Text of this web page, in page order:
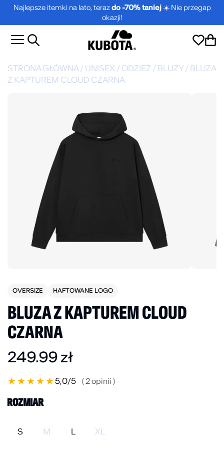
Najlepsze itemki na lato, terazdo -70% taniej☀️ Nie przegap
okazji!
STRONA GŁÓWNA / UNISEX / ODZIEŻ / BLUZY / BLUZA
Z KAPTUREM CLOUD CZARNA
OVERSIZE HAFTOWANE LOGO
BLUZA Z KAPTUREM CLOUD
CZARNA
249.99zł
★★★★★5,0/5 ( 2 opinii )
ROZMIAR
S M L XL